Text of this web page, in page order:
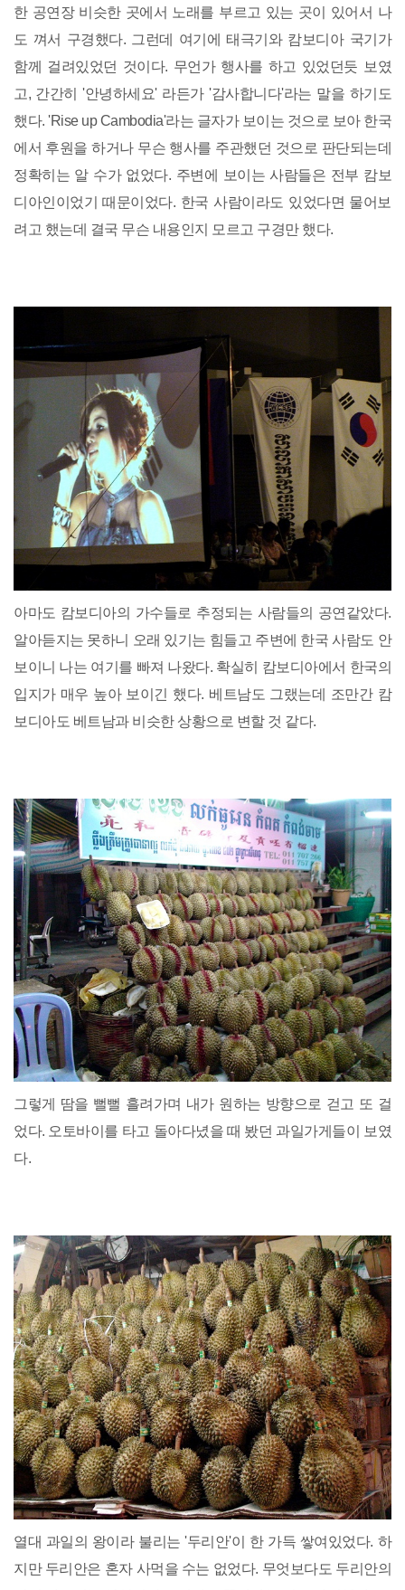
한 공연장 비슷한 곳에서 노래를 부르고 있는 곳이 있어서 나
도 껴서 구경했다. 그런데 여기에 태극기와 캄보디아 국기가
함께 걸려있었던 것이다. 무언가 행사를 하고 있었던듯 보였
고, 간간히 '안녕하세요' 라든가 '감사합니다'라는 말을 하기도
했다. 'Rise up Cambodia'라는 글자가 보이는 것으로 보아 한국
에서 후원을 하거나 무슨 행사를 주관했던 것으로 판단되는데
정확히는 알 수가 없었다. 주변에 보이는 사람들은 전부 캄보
디아인이었기 때문이었다. 한국 사람이라도 있었다면 물어보
려고 했는데 결국 무슨 내용인지 모르고 구경만 했다.
아마도 캄보디아의 가수들로 추정되는 사람들의 공연같았다.
알아듣지는 못하니 오래 있기는 힘들고 주변에 한국 사람도 안
보이니 나는 여기를 빠져 나왔다. 확실히 캄보디아에서 한국의
입지가 매우 높아 보이긴 했다. 베트남도 그랬는데 조만간 캄
보디아도 베트남과 비슷한 상황으로 변할 것 같다.
그렇게 땀을 뻘뻘 흘려가며 내가 원하는 방향으로 걷고 또 걸
었다. 오토바이를 타고 돌아다녔을 때 봤던 과일가게들이 보였
다.
열대 과일의 왕이라 불리는 '두리안'이 한 가득 쌓여있었다. 하
지만 두리안은 혼자 사먹을 수는 없었다. 무엇보다도 두리안의